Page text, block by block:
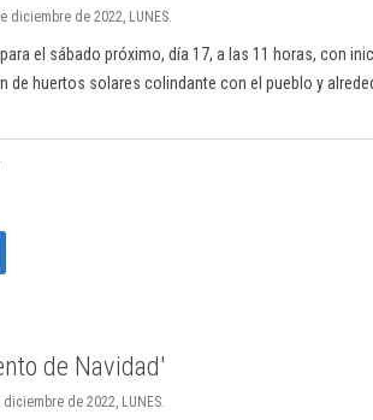
diciembre de 2022, LUNES.
el sábado próximo, día 17, a las 11 horas, con
de huertos solares colindante con el pueblo y
de Navidad'
de 2022, LUNES.